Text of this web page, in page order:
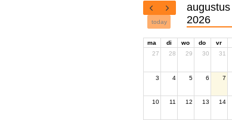
today
augustus
2026
ma di wo do vr
27
28 29 30 31
3 4 5 6 7
10 11 12 13 14